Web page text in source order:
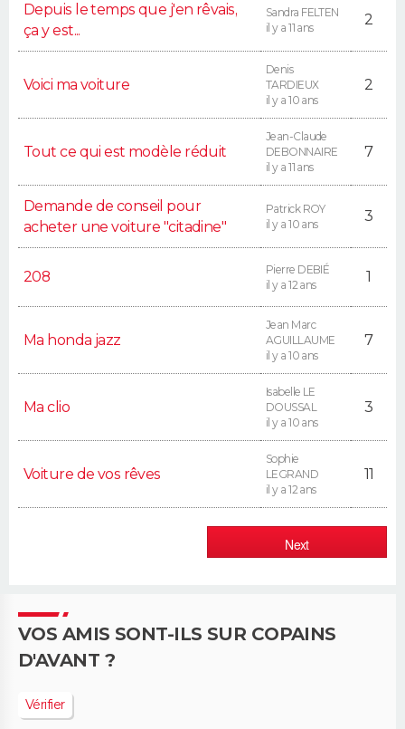
Depuis le temps que j'en rêvais,
ça y est...
Sandra FELTEN
il y a 11 ans
2
Voici ma voiture
Denis
TARDIEUX
il y a 10 ans
2
Tout ce qui est modèle réduit
Jean-Claude
DEBONNAIRE
il y a 11 ans
7
Demande de conseil pour
acheter une voiture "citadine"
Patrick ROY
il y a 10 ans
3
208
Pierre DEBIÉ
il y a 12 ans
1
Ma honda jazz
Jean Marc
AGUILLAUME
il y a 10 ans
7
Ma clio
Isabelle LE
DOUSSAL
il y a 10 ans
3
Voiture de vos rêves
Sophie
LEGRAND
il y a 12 ans
11
Next
VOS AMIS SONT-ILS SUR COPAINS
D'AVANT ?
Vérifier